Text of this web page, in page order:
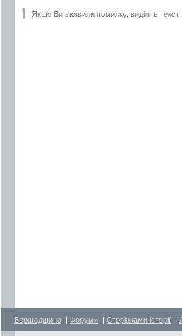
Якщо Ви виявили помилку, виділіть
Бершадщина | Форуми | Сторінками історії |